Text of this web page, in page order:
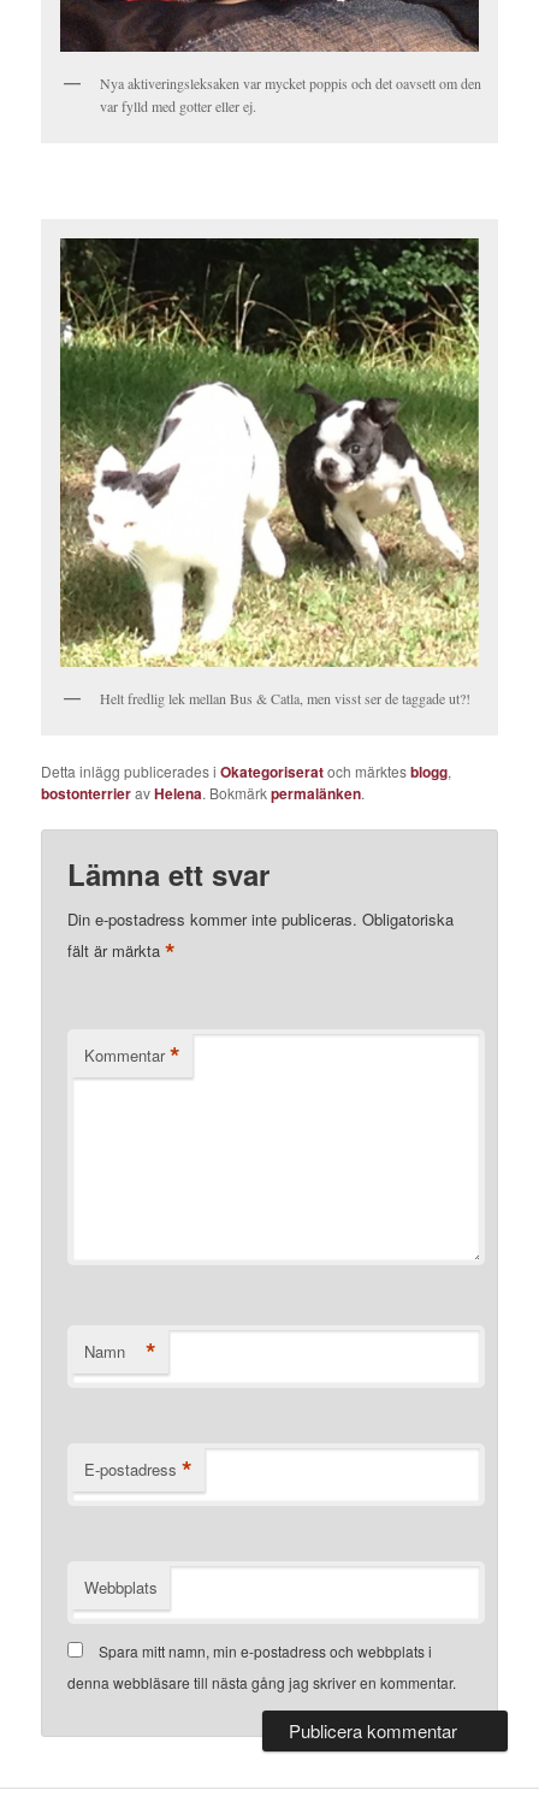
Nya aktiveringsleksaken var mycket poppis och det oavsett om den
var fylld med gotter eller ej.
Helt fredlig lek mellan Bus & Catla, men visst ser de taggade ut?!
Detta inlägg publicerades iOkategoriseratoch märktesblogg,
bostonterrieravHelena. Bokmärkpermalänken.
Lämna ett svar
Din e-postadress kommer inte publiceras. Obligatoriska
fält är märkta*
Kommentar *
Namn *
E-postadress *
Webbplats
Spara mitt namn, min e-postadress och webbplats i
denna webbläsare till nästa gång jag skriver en kommentar.